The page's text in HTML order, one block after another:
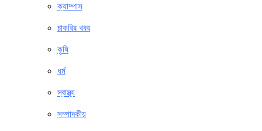
ক্যাম্পাস
চাকরির খবর
কৃষি
ধর্ম
স্বাস্থ্য
সম্পাদকীয়